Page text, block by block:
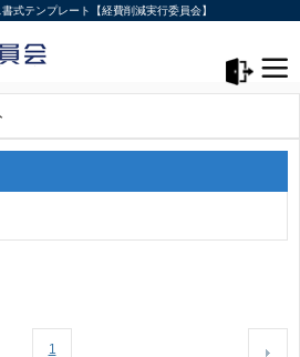
式テンプレート【経費削減実行委員会】
1